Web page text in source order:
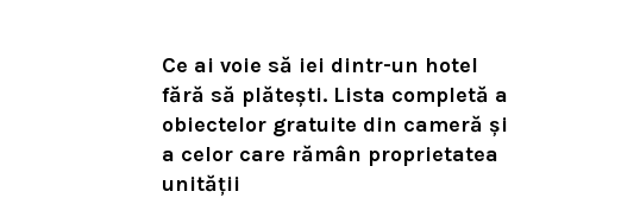
Ce ai voie să iei dintr-un hotel
fără să plătești. Lista completă a
obiectelor gratuite din cameră și
a celor care rămân proprietatea
unității